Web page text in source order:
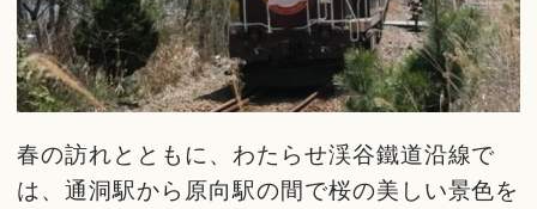
春の訪れとともに、わたらせ渓谷鐵道沿線で
は、通洞駅から原向駅の間で桜の美しい景色を